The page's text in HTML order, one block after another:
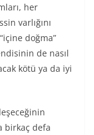
her
varlığını
doğma”
de nasıl
kötü ya da iyi
birkaç defa